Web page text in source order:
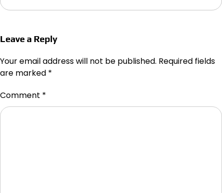
Leave a Reply
Your email address will not be published. Required fields
are marked *
Comment *